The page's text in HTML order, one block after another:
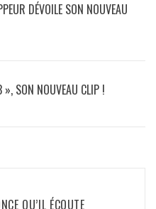
DÉVOILE SON NOUVEAU
», SON NOUVEAU CLIP !
QU’IL ÉCOUTE